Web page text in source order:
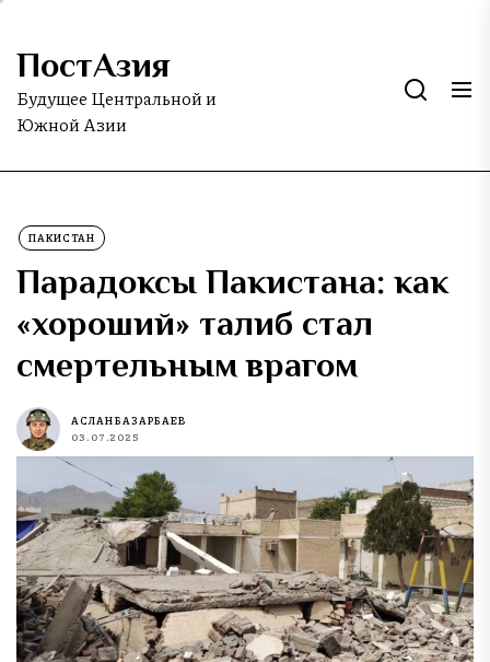
Skip
the
content
ПостАзия
Будущее Центральной и
Южной Азии
ПАКИСТАН
Парадоксы Пакистана: как
«хороший» талиб стал
смертельным врагом
АСЛАН БАЗАРБАЕВ
03.07.2025